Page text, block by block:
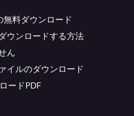
料ダウンロード
ウンロードする方法
ん
イルのダウンロード
ードPDF